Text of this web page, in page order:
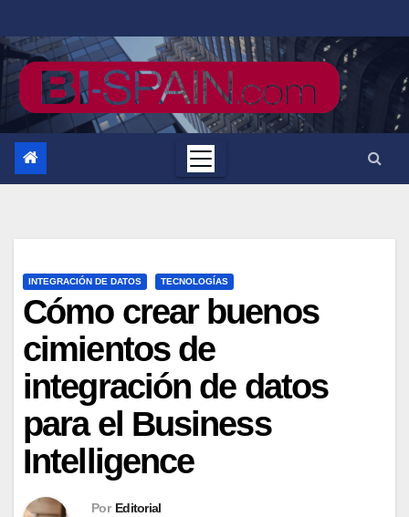
al
contenido
INTEGRACIÓN DE DATOS TECNOLOGÍAS
Cómo crear buenos
cimientos de
integración de datos
para el Business
Intelligence
Por Editorial